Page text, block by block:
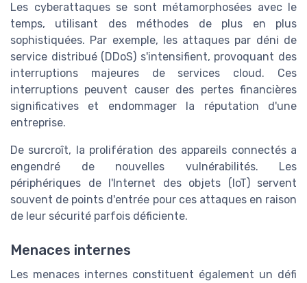
Les cyberattaques se sont métamorphosées avec le
temps, utilisant des méthodes de plus en plus
sophistiquées. Par exemple, les attaques par déni de
service distribué (DDoS) s'intensifient, provoquant des
interruptions majeures de services cloud. Ces
interruptions peuvent causer des pertes financières
significatives et endommager la réputation d'une
entreprise.
De surcroît, la prolifération des appareils connectés a
engendré de nouvelles vulnérabilités. Les
périphériques de l'Internet des objets (IoT) servent
souvent de points d'entrée pour ces attaques en raison
de leur sécurité parfois déficiente.
Menaces internes
Les menaces internes constituent également un défi